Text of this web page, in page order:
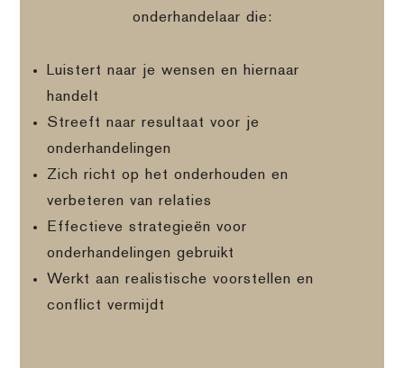
onderhandelaar die:
Luistert naar je wensen en hiernaar
handelt
Streeft naar resultaat voor je
onderhandelingen
Zich richt op het onderhouden en
verbeteren van relaties
Effectieve strategieën voor
onderhandelingen gebruikt
Werkt aan realistische voorstellen en
conflict vermijdt